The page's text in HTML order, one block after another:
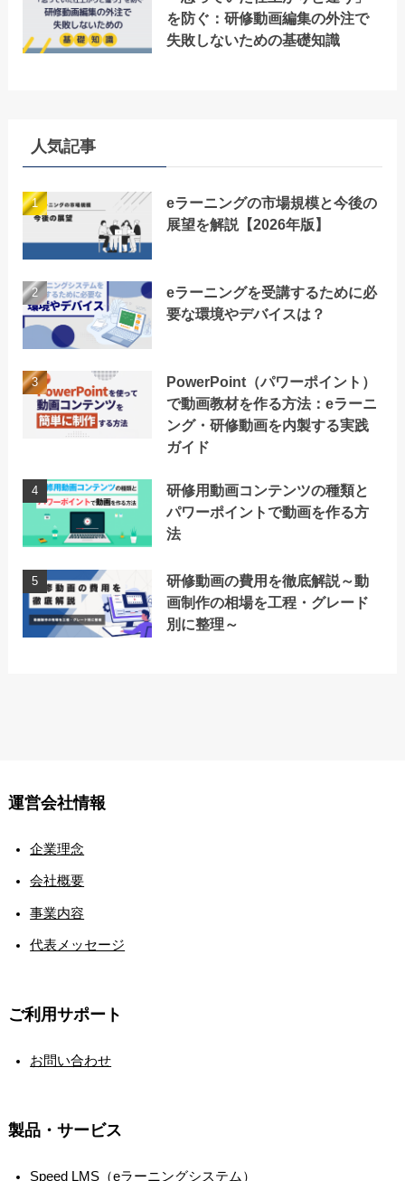
を防ぐ：研修動画編集の外注で
失敗しないための基礎知識
人気記事
eラーニングの市場規模と今後の
展望を解説【2026年版】
eラーニングを受講するために必
要な環境やデバイスは？
PowerPoint（パワーポイント）
で動画教材を作る方法：eラーニ
ング・研修動画を内製する実践
ガイド
研修用動画コンテンツの種類と
パワーポイントで動画を作る方
法
研修動画の費用を徹底解説～動
画制作の相場を工程・グレード
別に整理～
運営会社情報
企業理念
会社概要
事業内容
代表メッセージ
ご利用サポート
お問い合わせ
製品・サービス
Speed LMS（eラーニングシステム）